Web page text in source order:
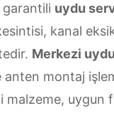
garantili uydu
kanal
Merkezi
anten montaj
malzeme,